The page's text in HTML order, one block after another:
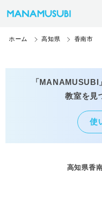
ホーム 高知県 香南市
「MANAMUSUBI
教室を見
使
高知県香